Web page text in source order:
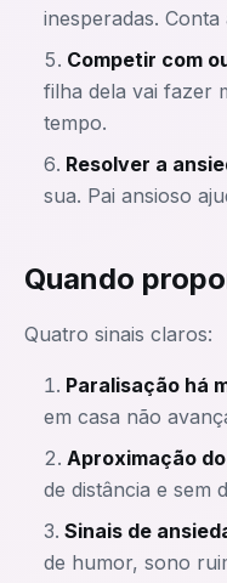
inesperadas.
Competir com
filha dela vai fazer
tempo.
Resolver a
sua. Pai ansioso
Quando
Quatro sinais claros:
Paralisação há
em casa não
Aproximação
de distância e sem
Sinais de
de humor, sono